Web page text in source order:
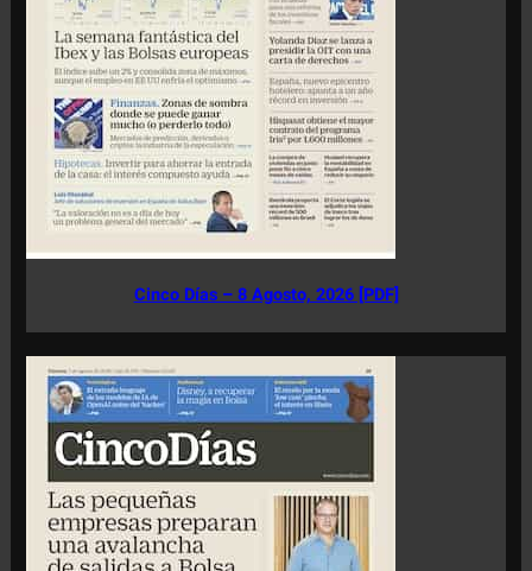
Cinco Días – 8 Agosto, 2026 [PDF]